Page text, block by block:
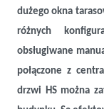
dużego okna
różnych
obsługiwane
połączone z
drzwi HS można